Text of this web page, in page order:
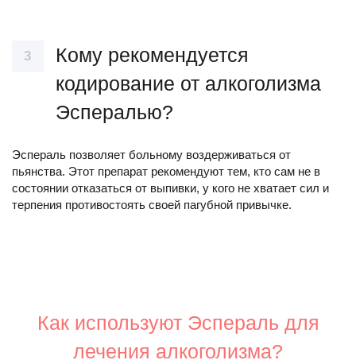
Кому рекомендуется
кодирование от алкоголизма
Эспералью?
Эспераль позволяет больному воздерживаться от
пьянства. Этот препарат рекомендуют тем, кто сам не в
состоянии отказаться от выпивки, у кого не хватает сил и
терпения противостоять своей пагубной привычке.
Как используют Эспераль для
лечения алкоголизма?